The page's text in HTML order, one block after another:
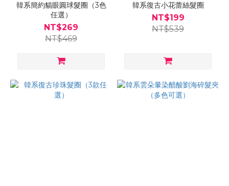
韓系簡約貓眼圓球髮圈（3色
任選）
NT$269
NT$469
韓系復古小花蕾絲髮圈
NT$199
NT$539